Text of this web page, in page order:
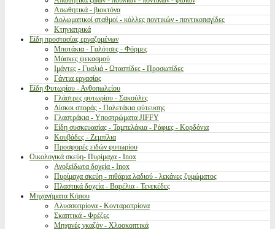
Απωθητικά - βιοκτόνα
Δολωματικοί σταθμοί - κόλλες ποντικών - ποντικοπαγίδες
Κτηνιατρικά
Είδη προστασίας εργαζομένων
Μποτάκια - Γαλότσες - Φόρμες
Μάσκες ψεκασμού
Ιμάντες - Γυαλιά - Ωτασπίδες - Προσωπίδες
Γάντια εργασίας
Είδη Φυτωρίου - Ανθοπωλείου
Γλάστρες φυτωρίου - Σακούλες
Δίσκοι σποράς - Παλετάκια φύτευσης
Γλαστράκια - Υποστρώματα JIFFY
Είδη συσκευασίας - Ταμπελάκια - Ράφιες - Κορδόνια
Κουβάδες - Ζεμπίλια
Προσφορές ειδών φυτωρίου
Οικολογικά σκεύη- Πυρίμαχα - Inox
Ανοξείδωτα δοχεία - Inox
Πυρίμαχα σκεύη - πιθάρια λαδιού - λεκάνες ζυμώματος
Πλαστικά δοχεία - Βαρέλια - Τενεκέδες
Μηχανήματα Κήπου
Αλυσσοπρίονα - Κονταροπρίονα
Σκαπτικά - Φρέζες
Μηχανές γκαζόν - Χλοοκοπτικά